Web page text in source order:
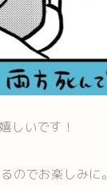
しいです！
のでお楽しみに。